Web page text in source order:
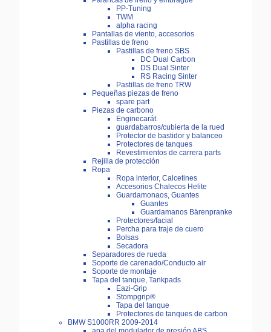
PP-Tuning
TWM
alpha racing
Pantallas de viento, accesorios
Pastillas de freno
Pastillas de freno SBS
DC Dual Carbon
DS Dual Sinter
RS Racing Sinter
Pastillas de freno TRW
Pequeñas piezas de freno
spare part
Piezas de carbono
Enginecarát.
guardabarros/cubierta de la rued
Protector de bastidor y balanceo
Protectores de tanques
Revestimientos de carrera parts
Rejilla de protección
Ropa
Ropa interior, Calcetines
Accesorios Chalecos Helite
Guardamonaos, Guantes
Guantes
Guardamanos Bärenpranke
Protectores/facial
Percha para traje de cuero
Bolsas
Secadora
Separadores de rueda
Soporte de carenado/Conducto air
Soporte de montaje
Tapa del tanque, Tankpads
Eazi-Grip
Stompgrip®
Tapa del tanque
Protectores de tanques de carbon
BMW S1000RR 2009-2014